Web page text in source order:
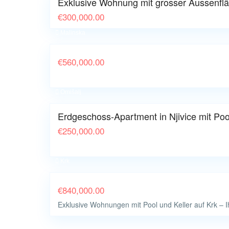
€300,000.00
€560,000.00
Erdgeschoss-Apartment in Njivice mit
€250,000.00
€840,000.00
Exklusive Wohnungen mit Pool und Keller auf Krk